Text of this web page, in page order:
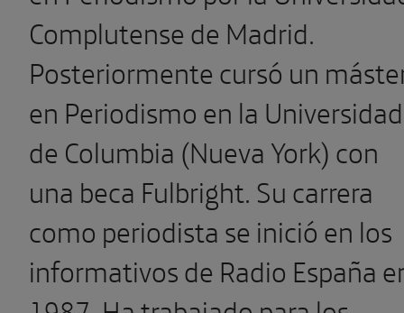
Complutense de Madrid.
Posteriormente cursó un
en Periodismo en la Universidad
de Columbia (Nueva York) con
una beca Fulbright. Su carrera
como periodista se inició en los
informativos de Radio España